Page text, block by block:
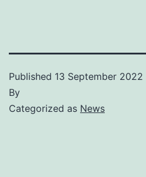
Published 13 September 2022
By
Categorized as News